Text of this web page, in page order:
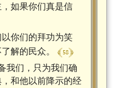
如果你们真是信
你们的拜功为笑
解的民众。 ﴾ 58 ﴿
我们，只为我们确
和他以前降示的经